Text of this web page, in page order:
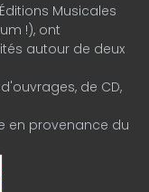
Musicales
!), ont
autour de deux
de CD,
en provenance du